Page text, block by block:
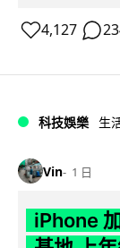
4,127
科技娛樂 生
Vin 1 日
iPhone